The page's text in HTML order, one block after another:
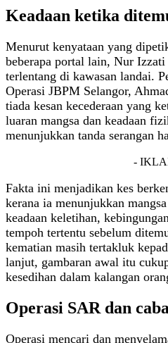
Keadaan ketika
Menurut kenyataan yang
beberapa portal lain, Nur
terlentang di kawasan landai.
Operasi JBPM Selangor,
tiada kesan kecederaan yang
luaran mangsa dan keadaan
menunjukkan tanda serangan
-
Fakta ini menjadikan kes
kerana ia menunjukkan
keadaan keletihan,
tempoh tertentu sebelum
kematian masih tertakluk
lanjut, gambaran awal itu
kesedihan dalam kalangan
Operasi SAR dan
Operasi mencari dan